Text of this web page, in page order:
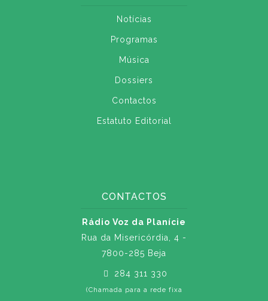
Notícias
Programas
Música
Dossiers
Contactos
Estatuto Editorial
CONTACTOS
Rádio Voz da Planície
Rua da Misericórdia, 4 -
7800-285 Beja
284 311 330
(Chamada para a rede fixa